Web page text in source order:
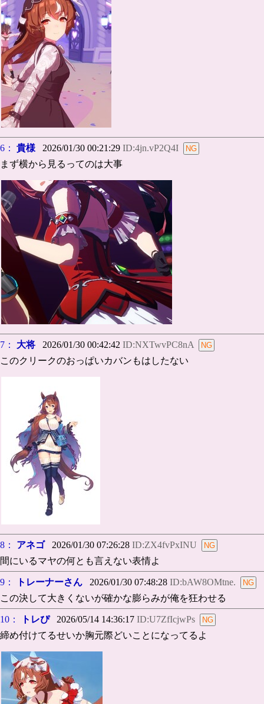
6： 貴様 2026/01/30 00:21:29 ID:4jn.vP2Q4I
まず横から見るってのは大事
7： 大将 2026/01/30 00:42:42 ID:NXTwvPC8nA
このクリークのおっぱいカバンもはしたない
8： アネゴ2026/01/30 07:26:28 ID:ZX4fvPxINU
間にいるマヤの何とも言えない表情よ
9： トレーナーさん 2026/01/30 07:48:28 ID:bAW8OMtne.
この決して大きくないが確かな膨らみが俺を狂わせる
10： トレぴ2026/05/14 14:36:17 ID:U7ZfIcjwPs
締め付けてるせいか胸元際どいことになってるよ